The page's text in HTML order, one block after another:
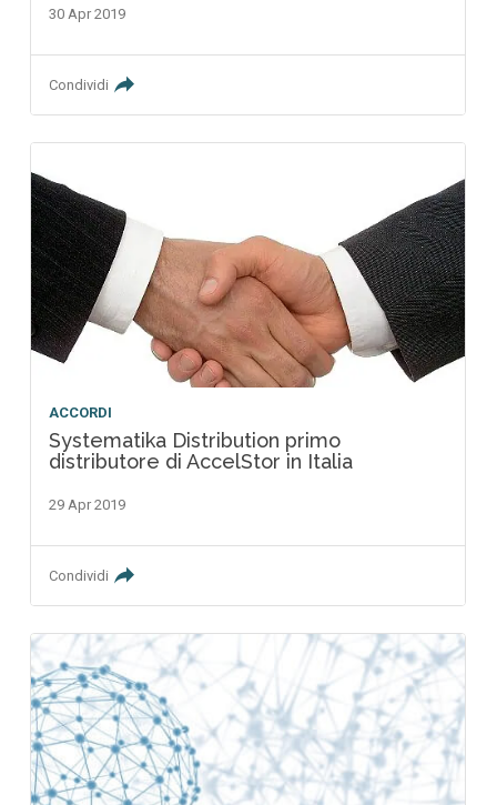
30 Apr 2019
Condividi
ACCORDI
Systematika Distribution primo
distributore di AccelStor in Italia
29 Apr 2019
Condividi